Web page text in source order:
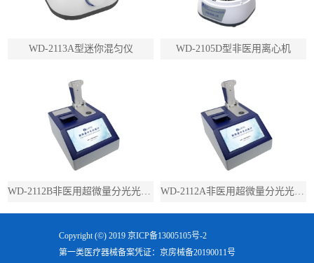
WD-2113A型迷你混匀仪 WD-2105D型非医用离心机
WD-2112B非医用超微量分光光度计（带荧光） WD-2112A非医用超微量分光光度计（不带荧光）
Copyright (©) 2019 京ICP备13005105号-2
第一类医疗器械备案凭证：京房械备20190011号